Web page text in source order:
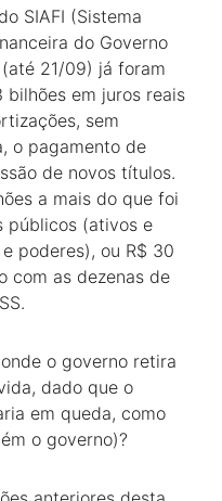
SIAFI (Sistema
do Governo
21/09) já foram
bilhões em juros reais
sem
o pagamento de
de novos títulos.
a mais do que foi
públicos (ativos e
poderes), ou R$ 30
com as dezenas de
o governo retira
dado que o
em queda, como
o governo)?